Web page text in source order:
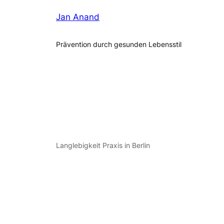
Jan Anand
Prävention durch gesunden Lebensstil
Langlebigkeit Praxis in Berlin